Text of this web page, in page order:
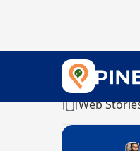
Home
Web